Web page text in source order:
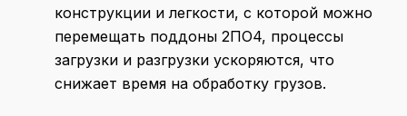
конструкции и легкости, с которой можно
перемещать поддоны 2ПО4, процессы
загрузки и разгрузки ускоряются, что
снижает время на обработку грузов.